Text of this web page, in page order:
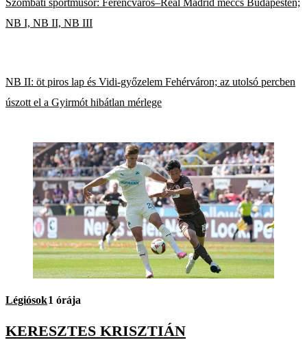
NB I, NB II, NB III
NB II: öt piros lap és Vidi-győzelem Fehérváron; az utolsó percben
úszott el a Gyirmót hibátlan mérlege
Légiósok1 órája
KERESZTES KRISZTIÁN